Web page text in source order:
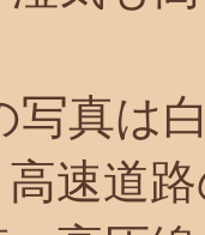
真は
速道